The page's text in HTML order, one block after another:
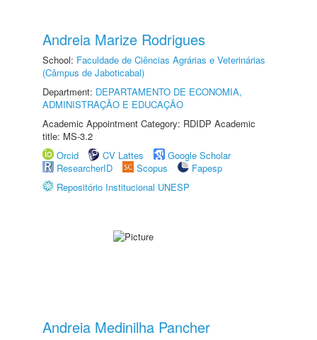
Andreia Marize Rodrigues
School: Faculdade de Ciências Agrárias e Veterinárias
(Câmpus de Jaboticabal)
Department: DEPARTAMENTO DE ECONOMIA,
ADMINISTRAÇÃO E EDUCAÇÃO
Academic Appointment Category: RDIDP Academic
title: MS-3.2
Orcid
CV Lattes
Google Scholar
ResearcherID
Scopus
Fapesp
Repositório Institucional UNESP
Andreia Medinilha Pancher